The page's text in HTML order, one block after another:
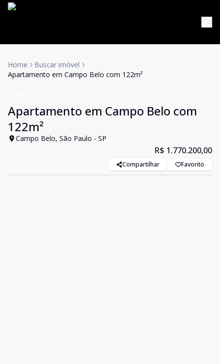
Home
Buscar imóvel
Apartamento em Campo Belo com 122m²
Apartamento em Campo Belo com
122m²
Campo Belo, São Paulo - SP
R$ 1.770.200,00
Compartilhar Favorito